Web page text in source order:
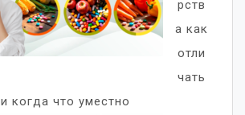
рств
а как
отли
чать
и когда что уместно